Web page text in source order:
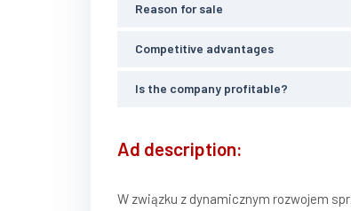
Reason for sale
Competitive advantages
Is the company profitable?
Ad description:
W związku z dynamicznym rozwojem